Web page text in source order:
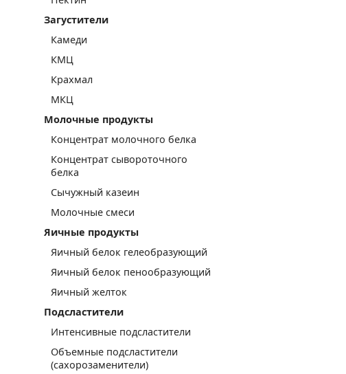
Загустители
Камеди
КМЦ
Крахмал
МКЦ
Молочные продукты
Концентрат молочного белка
Концентрат сывороточного
белка
Сычужный казеин
Молочные смеси
Яичные продукты
Яичный белок гелеобразующий
Яичный белок пенообразующий
Яичный желток
Подсластители
Интенсивные подсластители
Объемные подсластители
(сахорозаменители)